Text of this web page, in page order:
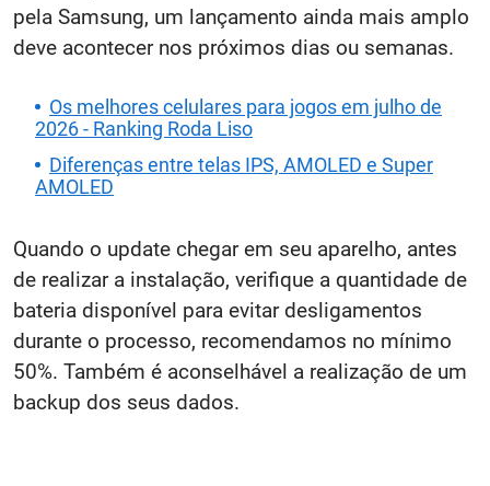
pela Samsung, um lançamento ainda mais amplo
deve acontecer nos próximos dias ou semanas.
Os melhores celulares para jogos em julho de
2026 - Ranking Roda Liso
Diferenças entre telas IPS, AMOLED e Super
AMOLED
Quando o update chegar em seu aparelho, antes
de realizar a instalação, verifique a quantidade de
bateria disponível para evitar desligamentos
durante o processo, recomendamos no mínimo
50%. Também é aconselhável a realização de um
backup dos seus dados.